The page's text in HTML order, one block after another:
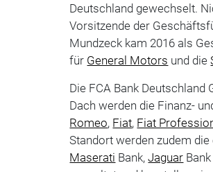
Deutschland gewechselt.
Vorsitzende der
Mundzeck kam 2016 als
für General Motors und die
Die FCA Bank Deutschland
Dach werden die Finanz-
Romeo, Fiat, Fiat
Standort werden zudem
Maserati Bank,Jaguar